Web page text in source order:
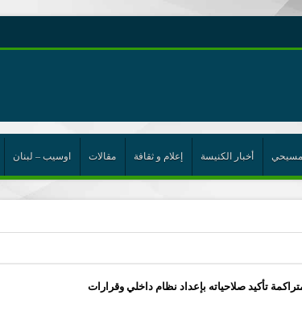
حول اللامركزية الموسعة شرط واجب للخروج من حالة الجمود
الإتحاد
أخبار الكنيسة إعلام و ثقافة مقالات اوسيب – لبنان
تأكيد صلاحياته بإعداد نظام داخلي وقرارات